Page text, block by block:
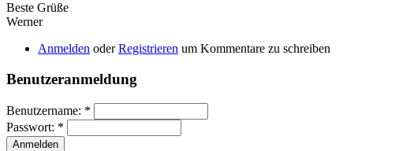
Beste Grüße
Werner
Anmelden oderRegistrieren um Kommentare zu schreiben
Benutzeranmeldung
Benutzername: *
Passwort: *